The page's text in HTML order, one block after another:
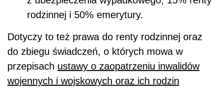
rodzinnej i 50% emerytury.
Dotyczy to też prawa do renty rodzinnej oraz
do zbiegu świadczeń, o których mowa w
przepisach ustawy o zaopatrzeniu inwalidów
wojennych i wojskowych oraz ich rodzin